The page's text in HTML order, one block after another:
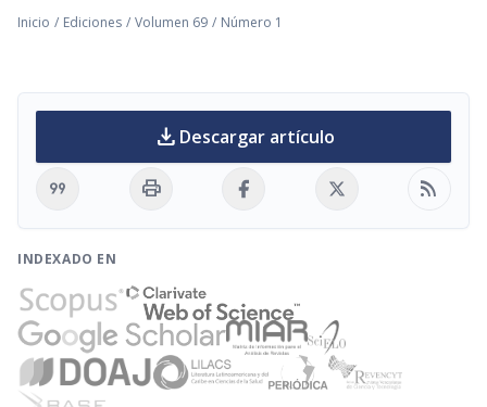
Inicio / Ediciones / Volumen 69 / Número 1
download Descargar artículo
format_quote print rss_feed
INDEXADO EN